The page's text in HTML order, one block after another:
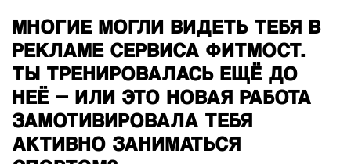
МНОГИЕ МОГЛИ ВИДЕТЬ ТЕБЯ В
РЕКЛАМЕ СЕРВИСА ФИТМОСТ.
ТЫ ТРЕНИРОВАЛАСЬ ЕЩЁ ДО
НЕЁ — ИЛИ ЭТО НОВАЯ РАБОТА
ЗАМОТИВИРОВАЛА ТЕБЯ
АКТИВНО ЗАНИМАТЬСЯ